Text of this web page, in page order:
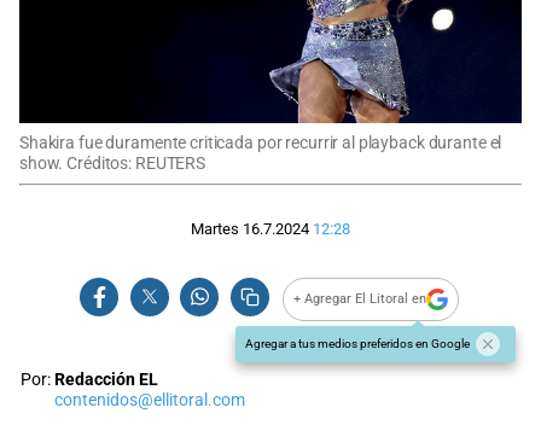
Shakira fue duramente criticada por recurrir al playback durante el
show. Créditos: REUTERS
Martes 16.7.2024 12:28
+ Agregar El Litoral en
Agregar a tus medios preferidos en Google
Por:Redacción EL
contenidos@ellitoral.com